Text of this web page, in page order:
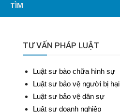
TÌM
TƯ VẤN PHÁP LUẬT
Luật sư bào chữa hình sự
Luật sư bảo vệ người bị hại
Luật sư bảo vệ dân sự
Luật sư doanh nghiệp